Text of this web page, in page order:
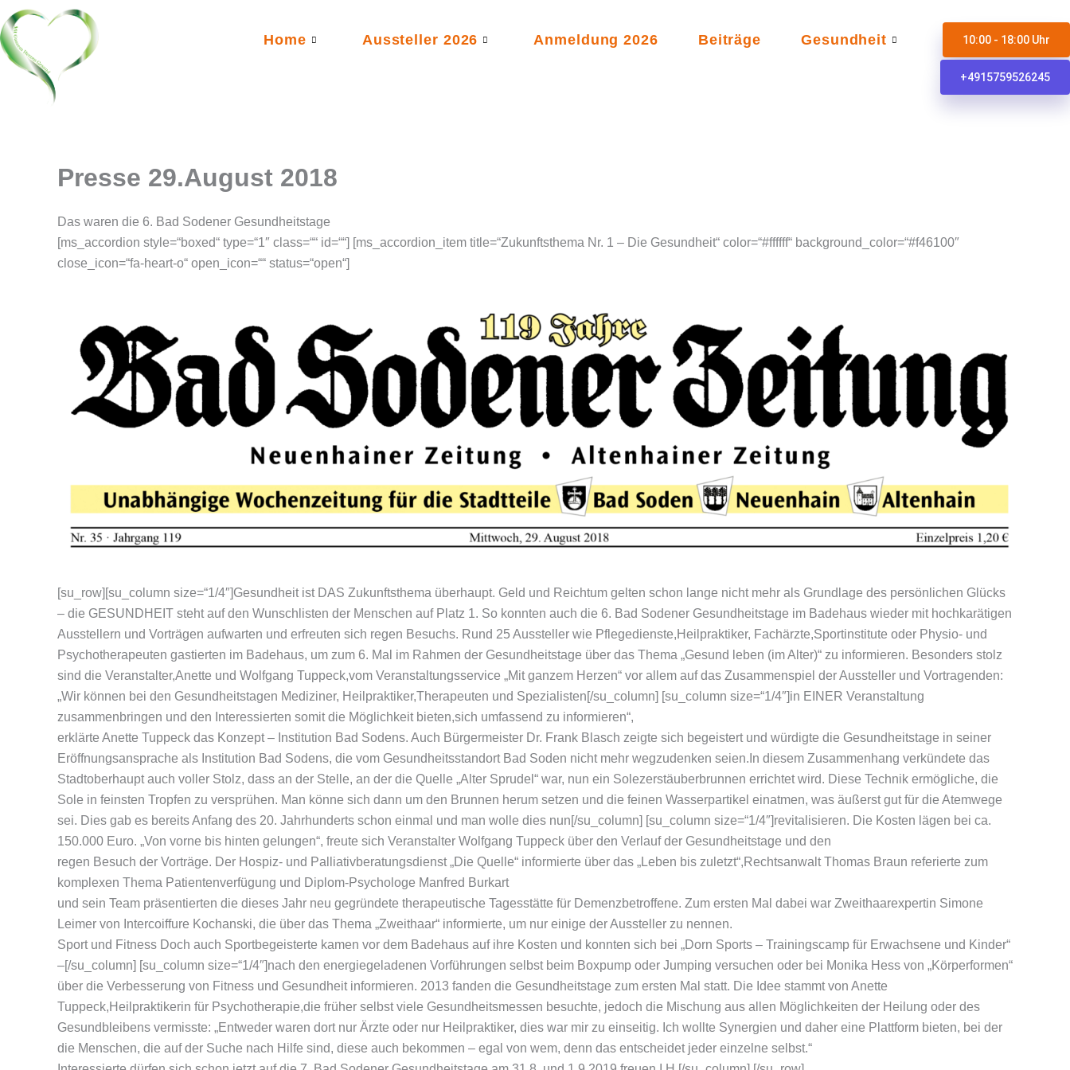
Zum
Inhalt
springen
Home Aussteller 2026 Anmeldung 2026 Beiträge Gesundheit 10:00 - 18:00 Uhr
+4915759526245
Presse 29.August 2018
Das waren die 6. Bad Sodener Gesundheitstage
[ms_accordion style=“boxed“ type=“1″ class=““ id=““] [ms_accordion_item title=“Zukunftsthema Nr. 1 – Die Gesundheit“ color=“#ffffff“ background_color=“#f46100″
close_icon=“fa-heart-o“ open_icon=““ status=“open“]
[su_row][su_column size=“1/4″]Gesundheit ist DAS Zukunftsthema überhaupt. Geld und Reichtum gelten schon lange nicht mehr als Grundlage des persönlichen Glücks
– die GESUNDHEIT steht auf den Wunschlisten der Menschen auf Platz 1. So konnten auch die 6. Bad Sodener Gesundheitstage im Badehaus wieder mit hochkarätigen
Ausstellern und Vorträgen aufwarten und erfreuten sich regen Besuchs. Rund 25 Aussteller wie Pflegedienste,Heilpraktiker, Fachärzte,Sportinstitute oder Physio- und
Psychotherapeuten gastierten im Badehaus, um zum 6. Mal im Rahmen der Gesundheitstage über das Thema „Gesund leben (im Alter)“ zu informieren. Besonders stolz
sind die Veranstalter,Anette und Wolfgang Tuppeck,vom Veranstaltungsservice „Mit ganzem Herzen“ vor allem auf das Zusammenspiel der Aussteller und Vortragenden:
„Wir können bei den Gesundheitstagen Mediziner, Heilpraktiker,Therapeuten und Spezialisten[/su_column] [su_column size=“1/4″]in EINER Veranstaltung
zusammenbringen und den Interessierten somit die Möglichkeit bieten,sich umfassend zu informieren“,
erklärte Anette Tuppeck das Konzept – Institution Bad Sodens. Auch Bürgermeister Dr. Frank Blasch zeigte sich begeistert und würdigte die Gesundheitstage in seiner
Eröffnungsansprache als Institution Bad Sodens, die vom Gesundheitsstandort Bad Soden nicht mehr wegzudenken seien.In diesem Zusammenhang verkündete das
Stadtoberhaupt auch voller Stolz, dass an der Stelle, an der die Quelle „Alter Sprudel“ war, nun ein Solezerstäuberbrunnen errichtet wird. Diese Technik ermögliche, die
Sole in feinsten Tropfen zu versprühen. Man könne sich dann um den Brunnen herum setzen und die feinen Wasserpartikel einatmen, was äußerst gut für die Atemwege
sei. Dies gab es bereits Anfang des 20. Jahrhunderts schon einmal und man wolle dies nun[/su_column] [su_column size=“1/4″]revitalisieren. Die Kosten lägen bei ca.
150.000 Euro. „Von vorne bis hinten gelungen“, freute sich Veranstalter Wolfgang Tuppeck über den Verlauf der Gesundheitstage und den
regen Besuch der Vorträge. Der Hospiz- und Palliativberatungsdienst „Die Quelle“ informierte über das „Leben bis zuletzt“,Rechtsanwalt Thomas Braun referierte zum
komplexen Thema Patientenverfügung und Diplom-Psychologe Manfred Burkart
und sein Team präsentierten die dieses Jahr neu gegründete therapeutische Tagesstätte für Demenzbetroffene. Zum ersten Mal dabei war Zweithaarexpertin Simone
Leimer von Intercoiffure Kochanski, die über das Thema „Zweithaar“ informierte, um nur einige der Aussteller zu nennen.
Sport und Fitness Doch auch Sportbegeisterte kamen vor dem Badehaus auf ihre Kosten und konnten sich bei „Dorn Sports – Trainingscamp für Erwachsene und Kinder“
–[/su_column] [su_column size=“1/4″]nach den energiegeladenen Vorführungen selbst beim Boxpump oder Jumping versuchen oder bei Monika Hess von „Körperformen“
über die Verbesserung von Fitness und Gesundheit informieren. 2013 fanden die Gesundheitstage zum ersten Mal statt. Die Idee stammt von Anette
Tuppeck,Heilpraktikerin für Psychotherapie,die früher selbst viele Gesundheitsmessen besuchte, jedoch die Mischung aus allen Möglichkeiten der Heilung oder des
Gesundbleibens vermisste: „Entweder waren dort nur Ärzte oder nur Heilpraktiker, dies war mir zu einseitig. Ich wollte Synergien und daher eine Plattform bieten, bei der
die Menschen, die auf der Suche nach Hilfe sind, diese auch bekommen – egal von wem, denn das entscheidet jeder einzelne selbst.“